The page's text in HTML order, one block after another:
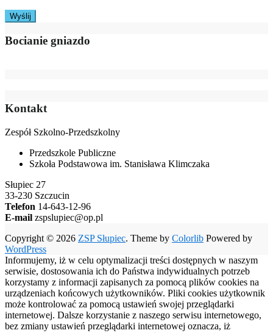
Bocianie gniazdo
Kontakt
Zespół Szkolno-Przedszkolny
Przedszkole Publiczne
Szkoła Podstawowa im. Stanisława Klimczaka
Słupiec 27
33-230 Szczucin
Telefon 14-643-12-96
E-mail zspslupiec@op.pl
Copyright © 2026 ZSP Słupiec. Theme by Colorlib Powered by
WordPress
Informujemy, iż w celu optymalizacji treści dostępnych w naszym
serwisie, dostosowania ich do Państwa indywidualnych potrzeb
korzystamy z informacji zapisanych za pomocą plików cookies na
urządzeniach końcowych użytkowników. Pliki cookies użytkownik
może kontrolować za pomocą ustawień swojej przeglądarki
internetowej. Dalsze korzystanie z naszego serwisu internetowego,
bez zmiany ustawień przeglądarki internetowej oznacza, iż